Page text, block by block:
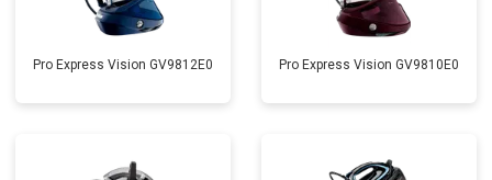
Pro Express Vision GV9812E0 Pro Express Vision GV9810E0